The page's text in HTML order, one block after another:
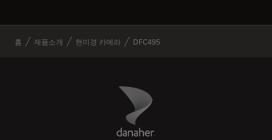
홈 제품소개 현미경 카메라 DFC495
Danaher Logo